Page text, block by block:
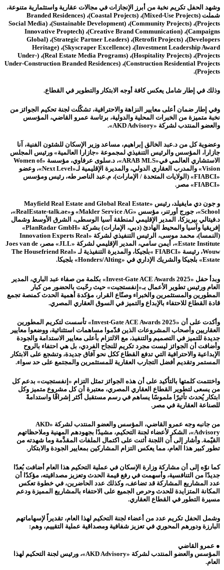
وشهد الحفل تكريم نخبة من أبرز الإنجازات في مجالات عقارية واستثمارية متنوعة،
شملت (Mixed-Use Projects)، (Coastal Projects)، (Branded Residences
Projects)، (Community Projects)، (Sustainable Development)، (Social Media
Campaigns)، (Creative Brand Communication)، (Innovative Proptech
Developers)، (Retrofit Projects)، (Strategic Partner Leaders)، (Global
Investment Leadership Award)، (Skyscraper Excellence)، (Heritage
Projects)، (Hospitality Projects)، (Real Estate Media Programs)، (Under-
Construction Residential Projects)، (Under-Construction Branded Residences
Projects).
وذلك في إطار شامل يعكس كافة أوجه الابتكار والتطوير في القطاع.
وفي إطار ضمان أعلى معايير النزاهة والاحترافية، تشكّلت لجنة تحكيم الجوائز من
نخبة متميزة من الخبرات المحلية والدولية، برئاسة عمرو القاضي، المؤسس
والعضو المنتدب لشركة «AKD Advisory».
وعضوية كل من د.عبد الخالق إبراهيم، مساعد وزير الإسكان للشئون الفنية، آنا
جازارا، المؤسس والرئيس التنفيذي لمجموعة «جازارا العالمية» ورئيس المجلس
الاستشاري العالمي في«ARAB MLS»، د.سلوى عرفاوي، مؤسسة «Women of
Vision» والمدرب العقاري الدولي، والمديرة الإقليمية لـ«Next Level»، وعضو
«FIABCI» (الولايات المتحدة / الإمارات)، م.عبد الناصر طه، رئيس ومؤسس
«FIABCI» مصر.
و جون دي مايفيلد، رئيس «Mayfield Real Estate and Global Real Estate
School»، جورج أورتنر، مؤسس «Makler Service AG» و«RealEstate-talk.ae»،
د.فيتالي بيريزكا، المدير الإقليمي لمنطقة آسيا الوسطى، الشرق الأوسط وشمال
إفريقيا وآسيا والمحيط الهادئ (دبي، الإمارات) بشركة «PlanRadar GmbH»
(النمسا)، محمد موسى، الرئيس التنفيذي لشركة «Innovation Experts Real
Estate Institute»، أيمن سامي، المدير الإقليمي لشركة «JLL» مصر، Joes van de
Wouw، رئيسة «FIABCI »بلجيكا، والمديرة التنفيذية لـ «The Housefriend Real
Estate» بلجيكا والشريك الإداري في «Honders/Alting» بلجيكا.
وبدأ حفل «Invest-Gate ACE Awards 2025» بكلمة من صفاء عبد الباري، المدير
العام ورئيس تطوير الأعمال بـ«إنفستجيت» حيث رحّبت بالحضور من كبار
المطورين والمستثمرين والخبراء وصنّاع القرار، مؤكدة أهمية الحدث كمنصة تجمع
قادة القطاع للاحتفاء بالإبداع والتميز في السوق العقاري المصري.
وأكدت على أن «Invest-Gate ACE Awards 2025» تأسست لتكريم المطورين
العقاريين وأصحاب المشروعات الذين قدّموا مساهمات استثنائية، ووضعوا معايير
جديدة للتميز في التصميم والتنفيذ، مع الالتزام بأعلى معايير الاستدامة والجودة
وأضافت أن الجوائز ليست مجرد تكريم للنجاح الفردي، بل هي احتفاء بالروح
الإبداعية والاحترافية التي تدفع القطاع ككل نحو آفاق جديدة، وتشجع على الابتكار
المستمر وتقديم أفضل التجارب العقارية للمستثمرين والمجتمع على حد سواء.
واختتمت كلمتها بالتأكيد على أن هذه الجوائز تمثل التزام «إنفستجيت» بدعم كل
من يسعى لتطوير القطاع العقاري المصري، معتبرة أن كل مشروع متميز وكل
ابتكار يُحدث تأثيرًا ملموسًا يساهم في رسم مستقبل أكثر إشراقًا واستدامةً
للصناعة العقارية في مصر.
من جانبه وجه عمرو القاضي، المؤسس والعضو المنتدب لشركة «AKD
Advisory»، الشكر لأعضاء لجنة التحكيم، مشيدًا بجهودهم المهنية وملاحظاتهم
القيّمة. وأشار إلى أن اللجنة أثنت على اكتمال الملفات المقدَّمة وما شهدته من
تطور كبير هذا العام، مما يعكس التزام المشاركين بمعايير الجودة والابتكار.
كما نوّه إلى أن مشاركة وزارة الإسكان في عملية التحكيم هذا العام أضافت بُعدًا
جديدًا من التنافسية، وأسهمت في رفع قيمة الحدث وتعزيز مصداقيته، مؤكدًا أن
عدد المشاريع المشاركة قد تضاعف، وكذلك عدد الحاضرين، في خطوة تعكس
المكانة المتزايدة للحدث وحرص الجميع على الاحتفاء بالمشاريع المميزة ودعم
مسيرة التطور في القطاع العقاري.
وشمل الحفل تكريم عدد من أعضاء لجنة التحكيم لهذا العام، تقديراً لإسهاماتهم
البارزة ودورهم المحوري في تعزيز شفافية ومصداقية عملية التقييم، وهم:
● عمرو القاضي
المؤسس والعضو المنتدب لشركة «AKD Advisory»، ورئيس لجنة التحكيم لهذا
العام.